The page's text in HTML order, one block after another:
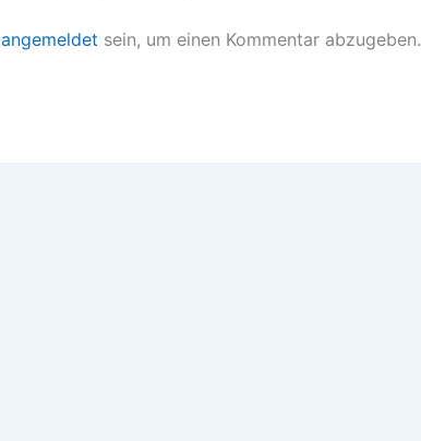
angemeldet sein, um einen Kommentar abzugeben.